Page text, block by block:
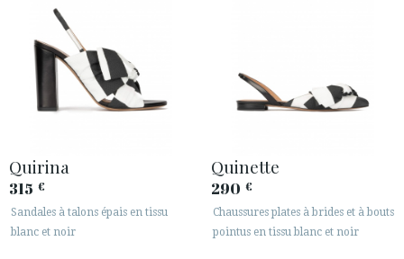
Quirina
315 €
Sandales à talons épais en tissu
blanc et noir
Quinette
290 €
Chaussures plates à brides et à bouts
pointus en tissu blanc et noir